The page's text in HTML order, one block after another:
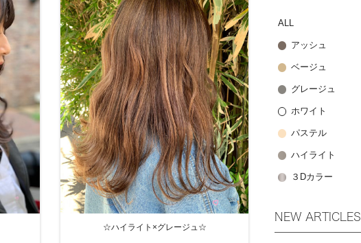
☆ハイライト×グレージュ☆
ALL
アッシュ
ベージュ
グレージュ
ホワイト
パステル
ハイライト
３Dカラー
NEW ARTICLES